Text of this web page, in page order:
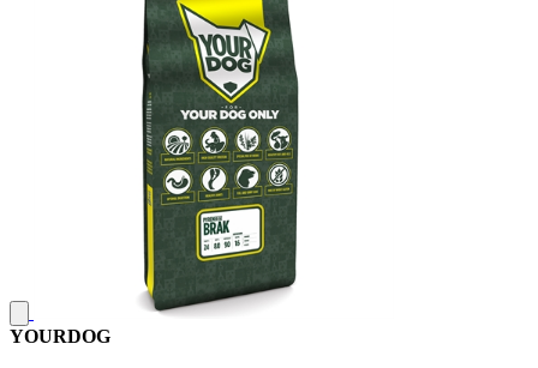
YOURDOG